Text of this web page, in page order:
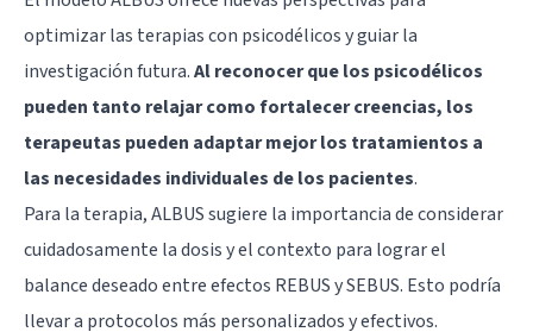
optimizar las terapias con psicodélicos y guiar la
investigación futura.Al reconocer que los psicodélicos
pueden tanto relajar como fortalecer creencias, los
terapeutas pueden adaptar mejor los tratamientos a
las necesidades individuales de los pacientes.
Para la terapia, ALBUS sugiere la importancia de considerar
cuidadosamente la dosis y el contexto para lograr el
balance deseado entre efectos REBUS y SEBUS. Esto podría
llevar a protocolos más personalizados y efectivos.